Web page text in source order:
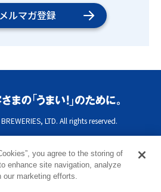
メルマガ登録
LTD. All rights reserved.
you agree to the storing of
enhance site navigation, analyze
marketing efforts.